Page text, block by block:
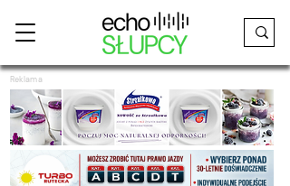
Reklama